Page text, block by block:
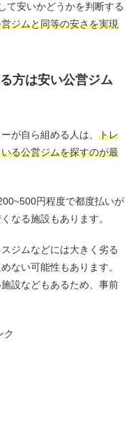
て安いかどうかを判断する
ジムと同等の安さを実現
方は安い公営ジム
が自ら組める人は、 トレ
る公営ジムを探すのが最
円程度で都度払いが
なる施設もあります。
ジムなどには大きく劣る
ない可能性もあります。
設などもあるため、事前
ク